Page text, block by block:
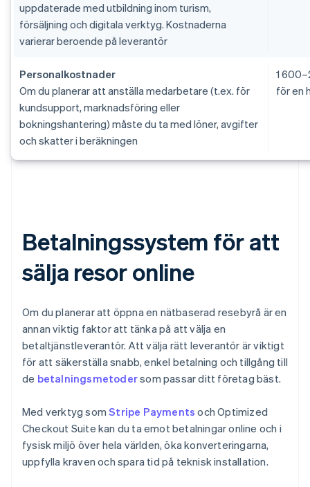
uppdaterade med utbildning inom turism,
försäljning och digitala verktyg. Kostnaderna
varierar beroende på leverantör
Personalkostnader
Om du planerar att anställa medarbetare (t.ex. för
kundsupport, marknadsföring eller
bokningshantering) måste du ta med löner, avgifter
och skatter i beräkningen
1
för en
Betalningssystem för att
sälja resor online
Om du planerar att öppna en nätbaserad resebyrå är en
annan viktig faktor att tänka på att välja en
betaltjänstleverantör. Att välja rätt leverantör är viktigt
för att säkerställa snabb, enkel betalning och tillgång till
de betalningsmetodersom passar ditt företag bäst.
Med verktyg somStripe Payments och Optimized
Checkout Suite kan du ta emot betalningar online och i
fysisk miljö över hela världen, öka konverteringarna,
uppfylla kraven och spara tid på teknisk installation.